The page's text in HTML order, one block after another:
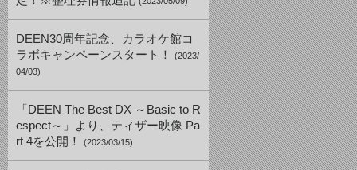
DEEN30周年記念、カラオケ館コ
ラボキャンペーンスタート！
(2023/
04/03)
「DEEN The Best DX ～Basic to R
espect～」より、ティザー映像 Pa
rt 4を公開！
(2023/03/15)